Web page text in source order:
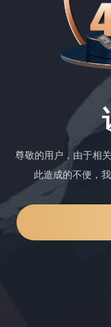
尊敬的用户，由于相
此造成的不便，